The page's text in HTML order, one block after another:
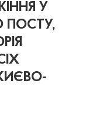
У
ПОСТУ,